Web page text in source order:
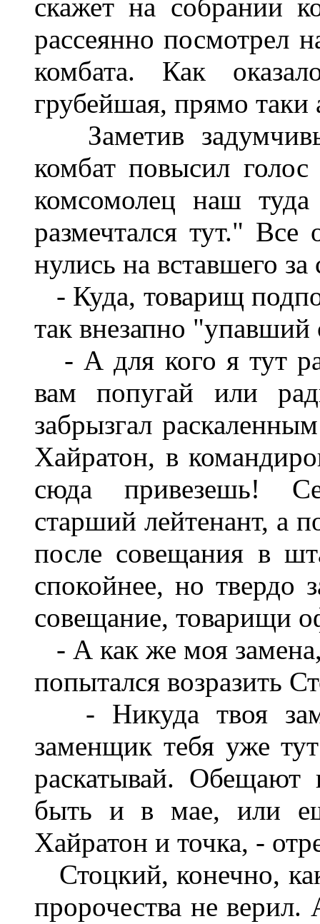
скажет на собрании
рассеянно посмотрел
комбата. Как
грубейшая, прямо таки
Заметив
комбат повысил голос
комсомолец наш туда
размечтался тут." Все
нулись на вставшего за
- Куда, товарищ
так вне­запно "упавший
- А для кого я тут
вам
попугай или
забрызгал раскаленным
Хайратон, в
сюда
привезешь!
старший лейтенант, а
после совещания в
спокойнее, но твердо
совещание, товарищи
- А как же моя замена
попытал­ся возразить
-
Никуда твоя
заменщик тебя уже тут
раскатывай. Обещают
быть и в мае, или
Хайратон и точка, -
Стоцкий,конечно,
пророчества не верил.